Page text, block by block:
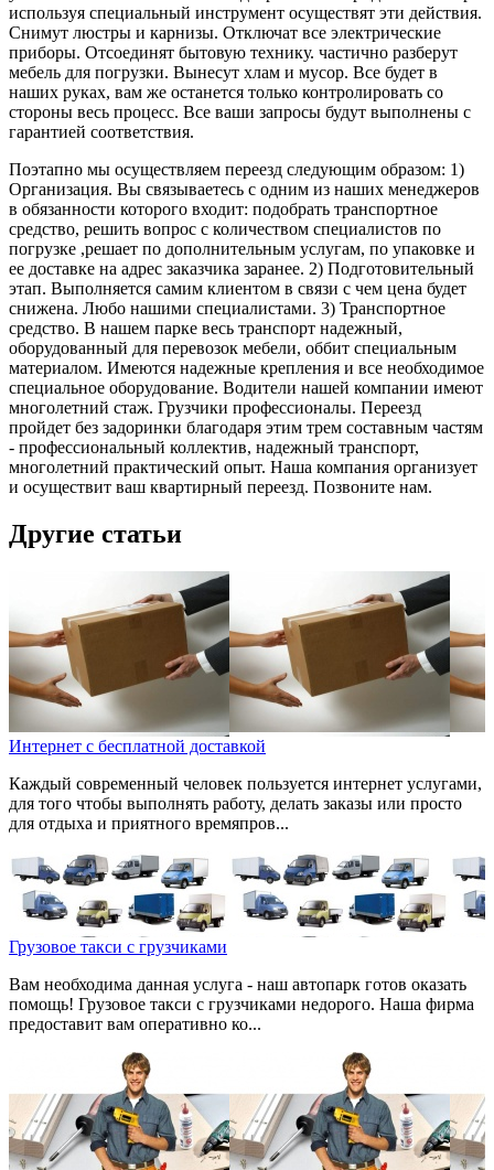
используя специальный инструмент осуществят эти действия.
Снимут люстры и карнизы. Отключат все электрические
приборы. Отсоединят бытовую технику. частично разберут
мебель для погрузки. Вынесут хлам и мусор. Все будет в
наших руках, вам же останется только контролировать со
стороны весь процесс. Все ваши запросы будут выполнены с
гарантией соответствия.
Поэтапно мы осуществляем переезд следующим образом: 1)
Организация. Вы связываетесь с одним из наших менеджеров
в обязанности которого входит: подобрать транспортное
средство, решить вопрос с количеством специалистов по
погрузке ,решает по дополнительным услугам, по упаковке и
ее доставке на адрес заказчика заранее. 2) Подготовительный
этап. Выполняется самим клиентом в связи с чем цена будет
снижена. Любо нашими специалистами. 3) Транспортное
средство. В нашем парке весь транспорт надежный,
оборудованный для перевозок мебели, оббит специальным
материалом. Имеются надежные крепления и все необходимое
специальное оборудование. Водители нашей компании имеют
многолетний стаж. Грузчики профессионалы. Переезд
пройдет без задоринки благодаря этим трем составным частям
- профессиональный коллектив, надежный транспорт,
многолетний практический опыт. Наша компания организует
и осуществит ваш квартирный переезд. Позвоните нам.
Другие статьи
Интернет с бесплатной доставкой
Каждый современный человек пользуется интернет услугами,
для того чтобы выполнять работу, делать заказы или просто
для отдыха и приятного времяпров...
Грузовое такси с грузчиками
Вам необходима данная услуга - наш автопарк готов оказать
помощь! Грузовое такси с грузчиками недорого. Наша фирма
предоставит вам оперативно ко...